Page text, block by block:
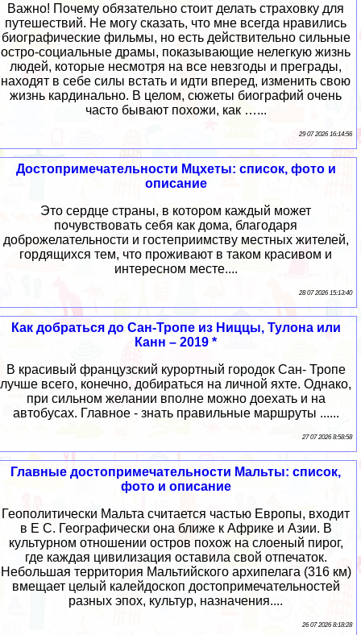
Важно! Почему обязательно стоит делать страховку для
путешествий. Не могу сказать, что мне всегда нравились
биографические фильмы, но есть действительно сильные
остро-социальные драмы, показывающие нелегкую жизнь
людей, которые несмотря на все невзгоды и преграды,
находят в себе силы встать и идти вперед, изменить свою
жизнь кардинально. В целом, сюжеты биографий очень
часто бывают похожи, как …...
29 07 2026 16:14:56
Достопримечательности Мцхеты: список, фото и
описание
Это сердце страны, в котором каждый может
почувствовать себя как дома, благодаря
доброжелательности и гостеприимству местных жителей,
гордящихся тем, что проживают в таком красивом и
интересном месте....
28 07 2026 15:13:40
Как добраться до Сан-Тропе из Ниццы, Тулона или
Канн – 2019 *
В красивый французский курортный городок Сан- Тропе
лучше всего, конечно, добираться на личной яхте. Однако,
при сильном желании вполне можно доехать и на
автобусах. Главное - знать правильные маршруты ......
27 07 2026 8:58:58
Главные достопримечательности Мальты: список,
фото и описание
Геополитически Мальта считается частью Европы, входит
в Е С. Географически она ближе к Африке и Азии. В
культурном отношении остров похож на слоеный пирог,
где каждая цивилизация оставила свой отпечаток.
Небольшая территория Мальтийского архипелага (316 км)
вмещает целый калейдоскоп достопримечательностей
разных эпох, культур, назначения....
26 07 2026 8:18:28